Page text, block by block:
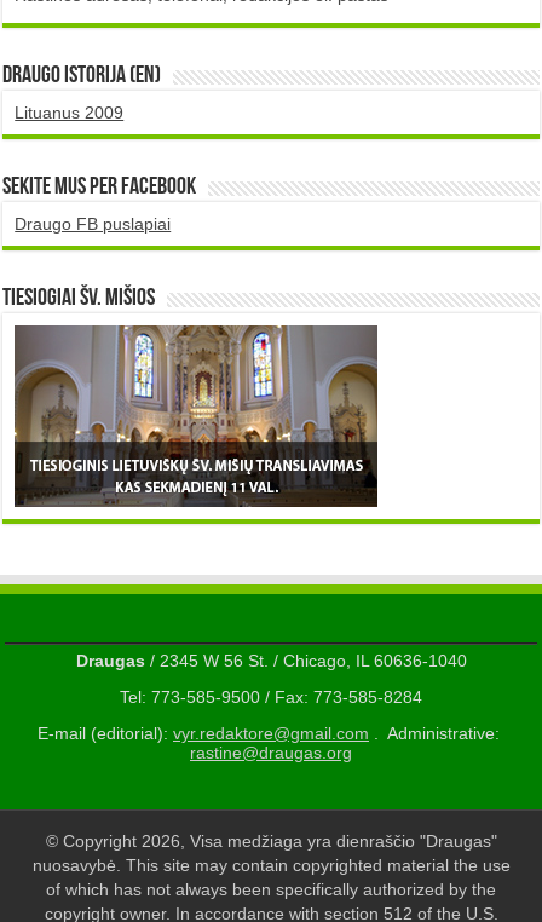
DRAUGO istorija (EN)
Lituanus 2009
Sekite mus per Facebook
Draugo FB puslapiai
TIESIOGIAI šv. MIŠIOS
Draugas/ 2345 W 56 St. / Chicago, IL 60636-1040
Tel: 773-585-9500 / Fax: 773-585-8284
E-mail (editorial): vyr.redaktore@gmail.com . Administrative:
rastine@draugas.org
© Copyright 2026, Visa medžiaga yra dienraščio "Draugas"
nuosavybė. This site may contain copyrighted material the use
of which has not always been specifically authorized by the
copyright owner. In accordance with section 512 of the U.S.